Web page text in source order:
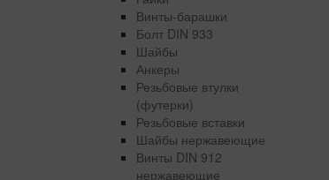
Винты-барашки
Болт DIN 933
Шайбы
Анкеры
Резьбовые втулки
(футерки)
Резьбовые вставки
Шайбы нержавеющие
Винты DIN 912
нержавеющие